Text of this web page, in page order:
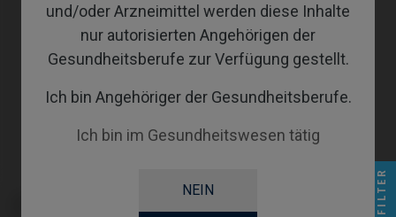
und/oder Arzneimittel werden diese Inhalte
nur autorisierten Angehörigen der
Gesundheitsberufe zur Verfügung gestellt.
Ich bin Angehöriger der Gesundheitsberufe.
Ich bin im Gesundheitswesen tätig
NEIN FILTER